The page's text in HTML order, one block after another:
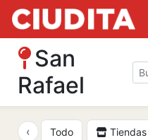
San
Rafael
‹ Todo Tiendas